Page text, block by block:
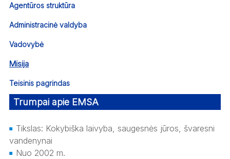
Agentūros struktūra
Administracinė valdyba
Vadovybė
Misija
Teisinis pagrindas
Trumpai apie EMSA
Tikslas: Kokybiška laivyba, saugesnės jūros, švaresni
vandenynai
Nuo 2002 m.